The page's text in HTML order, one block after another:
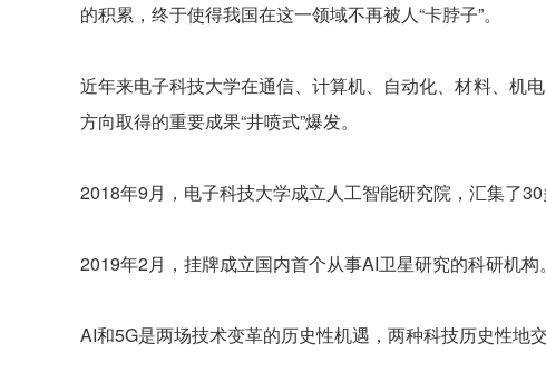
的积累，终于使得我国在这一领域不再被人“卡脖子”。
近年来电子科技大学在通信、计算机、自动化、材料、机
方向取得的重要成果“井喷式”爆发。
2018年9月，电子科技大学成立人工智能研究院，汇集了
2019年2月，挂牌成立国内首个从事AI卫星研究的科研机构。
AI和5G是两场技术变革的历史性机遇，两种科技历史性地